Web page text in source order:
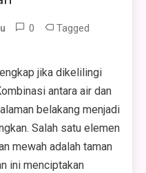
0 Tagged
jika dikelilingi
antara air dan
belakang menjadi
Salah satu elemen
mewah adalah taman
ini menciptakan